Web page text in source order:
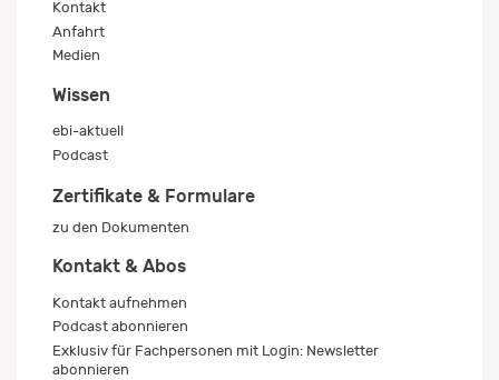
Kontakt
Anfahrt
Medien
Wissen
ebi-aktuell
Podcast
Zertifikate & Formulare
zu den Dokumenten
Kontakt & Abos
Kontakt aufnehmen
Podcast abonnieren
Exklusiv für Fachpersonen mit Login: Newsletter
abonnieren